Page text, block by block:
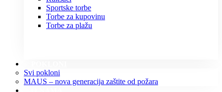
Sportske torbe
Torbe za kupovinu
Torbe za plažu
Svi pokloni
MAUS – nova generacija zaštite od požara